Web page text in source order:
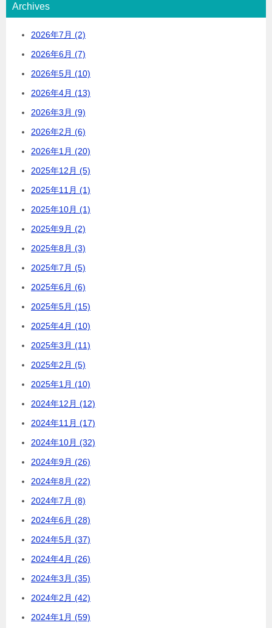
Archives
2026年7月 (2)
2026年6月 (7)
2026年5月 (10)
2026年4月 (13)
2026年3月 (9)
2026年2月 (6)
2026年1月 (20)
2025年12月 (5)
2025年11月 (1)
2025年10月 (1)
2025年9月 (2)
2025年8月 (3)
2025年7月 (5)
2025年6月 (6)
2025年5月 (15)
2025年4月 (10)
2025年3月 (11)
2025年2月 (5)
2025年1月 (10)
2024年12月 (12)
2024年11月 (17)
2024年10月 (32)
2024年9月 (26)
2024年8月 (22)
2024年7月 (8)
2024年6月 (28)
2024年5月 (37)
2024年4月 (26)
2024年3月 (35)
2024年2月 (42)
2024年1月 (59)